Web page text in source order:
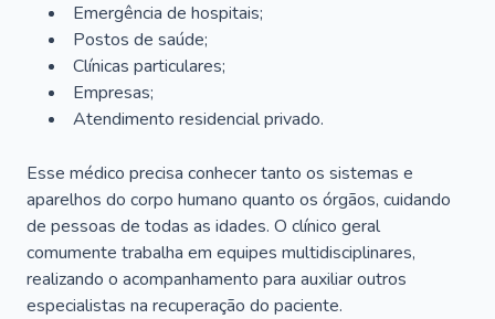
Emergência de hospitais;
Postos de saúde;
Clínicas particulares;
Empresas;
Atendimento residencial privado.
Esse médico precisa conhecer tanto os sistemas e
aparelhos do corpo humano quanto os órgãos, cuidando
de pessoas de todas as idades. O clínico geral
comumente trabalha em equipes multidisciplinares,
realizando o acompanhamento para auxiliar outros
especialistas na recuperação do paciente.